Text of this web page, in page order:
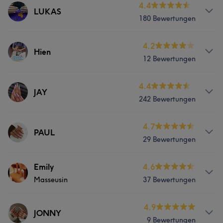
Haarentfernung
Services
Portfolio
LUKAS
4.4
180 Bewertungen
Services
Haarentfernung
Hien
4.2
12 Bewertungen
Services
JAY
4.4
242 Bewertungen
Services
Haarentfernung
PAUL
4.7
29 Bewertungen
Services
Haarentfernung
Emily
Masseusin
4.6
37 Bewertungen
Services
JONNY
4.9
9 Bewertungen